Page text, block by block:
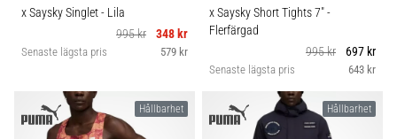
x Saysky Singlet- Lila
995 kr
348 kr
Senaste lägsta pris 579 kr
x Saysky Short Tights 7"-
Flerfärgad
995 kr
697 kr
Senaste lägsta pris 643 kr
Hållbarhet Hållbarhet